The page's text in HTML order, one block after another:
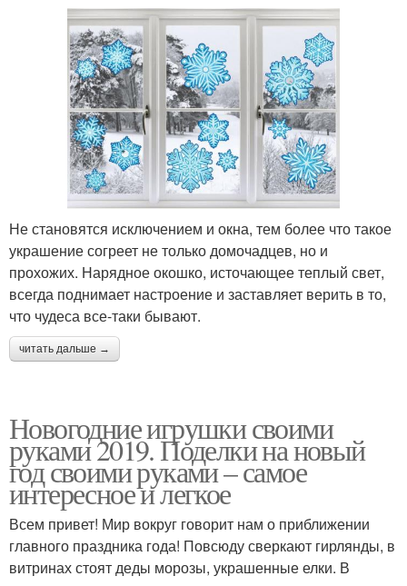
Не становятся исключением и окна, тем более что такое
украшение согреет не только домочадцев, но и
прохожих. Нарядное окошко, источающее теплый свет,
всегда поднимает настроение и заставляет верить в то,
что чудеса все-таки бывают.
читать дальше →
Новогодние игрушки своими
руками 2019. Поделки на новый
год своими руками – самое
интересное и легкое
Всем привет! Мир вокруг говорит нам о приближении
главного праздника года! Повсюду сверкают гирлянды, в
витринах стоят деды морозы, украшенные елки. В